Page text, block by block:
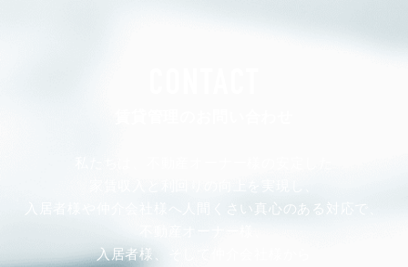
入居者様や仲介会社様へ人間くさい真心のある対応で、
入居者様、そして仲介会社様から